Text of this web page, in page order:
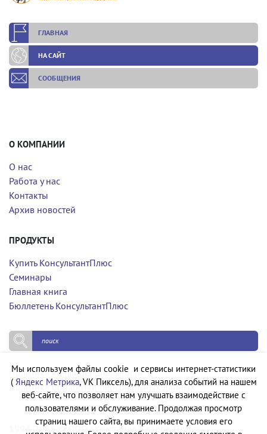
ГЛАВНАЯ
НА САЙТ
СООБЩЕНИЯ
О КОМПАНИИ
О нас
Работа у нас
Контакты
Архив новостей
ПРОДУКТЫ
Купить КонсультантПлюс
Семинары
Главная книга
Бюллетень КонсультантПлюс
Политика конфиденциальности
Политика обработки персональных данных
1994-2026 © ООО «Компания Квадро Плюс»
Мы используем файлы cookie и сервисы интернет-статистики
( Яндекс Метрика, VK Пиксель), для анализа событий на нашем
веб-сайте, что позволяет нам улучшать взаимодействие с
пользователями и обслуживание. Продолжая просмотр
страниц нашего сайта, вы принимаете условия его